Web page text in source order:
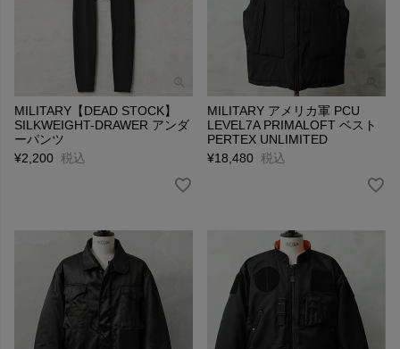
MILITARY【DEAD STOCK】
SILKWEIGHT-DRAWER アンダ
ーパンツ
¥2,200 税込
MILITARY アメリカ軍 PCU
LEVEL7A PRIMALOFT ベスト
PERTEX UNLIMITED
¥18,480 税込